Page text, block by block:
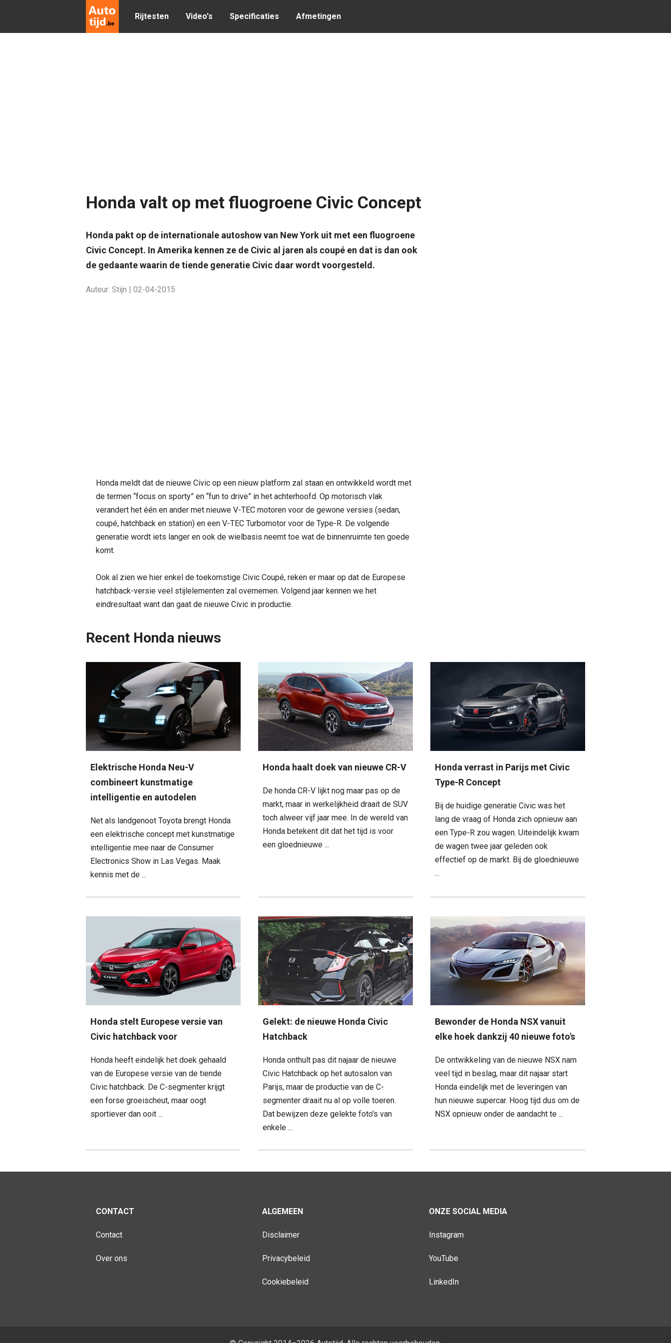
Rijtesten Video's Specificaties Afmetingen
Honda valt op met fluogroene Civic Concept
Honda pakt op de internationale autoshow van New York uit met een fluogroene
Civic Concept. In Amerika kennen ze de Civic al jaren als coupé en dat is dan ook
de gedaante waarin de tiende generatie Civic daar wordt voorgesteld.
Auteur: Stijn | 02-04-2015
Honda meldt dat de nieuwe Civic op een nieuw platform zal staan en ontwikkeld wordt met
de termen “focus on sporty” en “fun to drive” in het achterhoofd. Op motorisch vlak
verandert het één en ander met nieuwe V-TEC motoren voor de gewone versies (sedan,
coupé, hatchback en station) en een V-TEC Turbomotor voor de Type-R. De volgende
generatie wordt iets langer en ook de wielbasis neemt toe wat de binnenruimte ten goede
komt.
Ook al zien we hier enkel de toekomstige Civic Coupé, reken er maar op dat de Europese
hatchback-versie veel stijlelementen zal overnemen. Volgend jaar kennen we het
eindresultaat want dan gaat de nieuwe Civic in productie.
Recent Honda nieuws
Elektrische Honda Neu-V
combineert kunstmatige
intelligentie en autodelen
Net als landgenoot Toyota brengt Honda
een elektrische concept met kunstmatige
intelligentie mee naar de Consumer
Electronics Show in Las Vegas. Maak
kennis met de ...
Honda haalt doek van nieuwe CR-V
De honda CR-V lijkt nog maar pas op de
markt, maar in werkelijkheid draait de SUV
toch alweer vijf jaar mee. In de wereld van
Honda betekent dit dat het tijd is voor
een gloednieuwe ...
Honda verrast in Parijs met Civic
Type-R Concept
Bij de huidige generatie Civic was het
lang de vraag of Honda zich opnieuw aan
een Type-R zou wagen. Uiteindelijk kwam
de wagen twee jaar geleden ook
effectief op de markt. Bij de gloednieuwe
...
Honda stelt Europese versie van
Civic hatchback voor
Honda heeft eindelijk het doek gehaald
van de Europese versie van de tiende
Civic hatchback. De C-segmenter krijgt
een forse groeischeut, maar oogt
sportiever dan ooit ...
Gelekt: de nieuwe Honda Civic
Hatchback
Honda onthult pas dit najaar de nieuwe
Civic Hatchback op het autosalon van
Parijs, maar de productie van de C-
segmenter draait nu al op volle toeren.
Dat bewijzen deze gelekte foto's van
enkele ...
Bewonder de Honda NSX vanuit
elke hoek dankzij 40 nieuwe foto's
De ontwikkeling van de nieuwe NSX nam
veel tijd in beslag, maar dit najaar start
Honda eindelijk met de leveringen van
hun nieuwe supercar. Hoog tijd dus om de
NSX opnieuw onder de aandacht te ...
CONTACT
Contact
Over ons
ALGEMEEN
Disclaimer
Privacybeleid
Cookiebeleid
ONZE SOCIAL MEDIA
Instagram
YouTube
LinkedIn